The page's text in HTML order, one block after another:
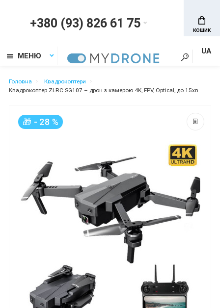
+380 (93) 826 61 75 КОШИК
МЕНЮ
UA
Головна
Квадрокоптери
Квадрокоптер ZLRC SG107 – дрон з камерою 4K, FPV, Optical, до 15хв
🎁 - 28 %